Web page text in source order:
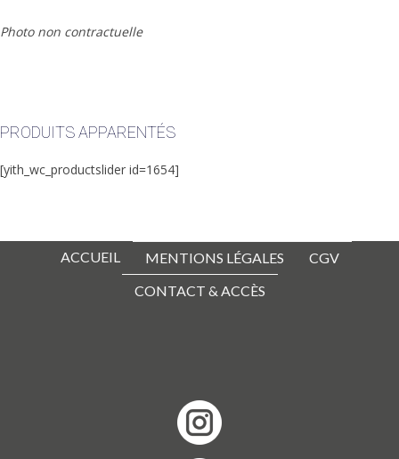
Photo non contractuelle
PRODUITS APPARENTÉS
[yith_wc_productslider id=1654]
ACCUEIL MENTIONS LÉGALES
CGV
CONTACT & ACCÈS